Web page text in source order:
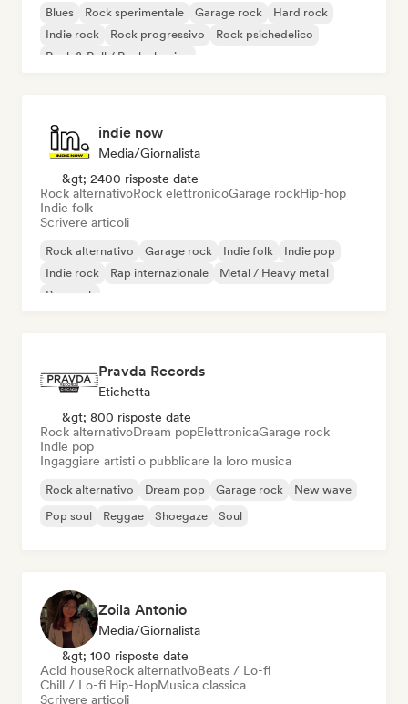
Blues Rock sperimentale Garage rock
Hard rock
Indie rock
Rock progressivo
Rock psichedelico
Rock & Roll / Rock classico
indie now
Media/Giornalista
&gt; 2400 risposte date
Rock alternativoRock elettronicoGarage rockHip-hop
Indie folk
Scrivere articoli
Rock alternativo Garage rock Indie folk
Indie pop
Indie rock
Rap internazionale
Metal / Heavy metal
Pop rock
Pravda Records
Etichetta
&gt; 800 risposte date
Rock alternativoDream popElettronicaGarage rock
Indie pop
Ingaggiare artisti o pubblicare la loro musica
Rock alternativo Dream pop Garage rock
New wave
Pop soul
Reggae Shoegaze Soul
Zoila Antonio
Media/Giornalista
&gt; 100 risposte date
Acid houseRock alternativoBeats / Lo-fi
Chill / Lo-fi Hip-HopMusica classica
Scrivere articoli